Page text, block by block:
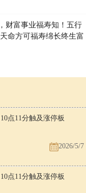
财富事业福寿知！五行
命方可福寿绵长终生富
点11分触及涨停板
2026/5/7
点11分触及涨停板